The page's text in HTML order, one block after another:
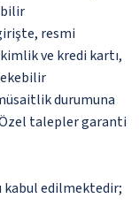
resmi
ve kredi kartı,
durumuna
talepler garanti
kabul edilmektedir;